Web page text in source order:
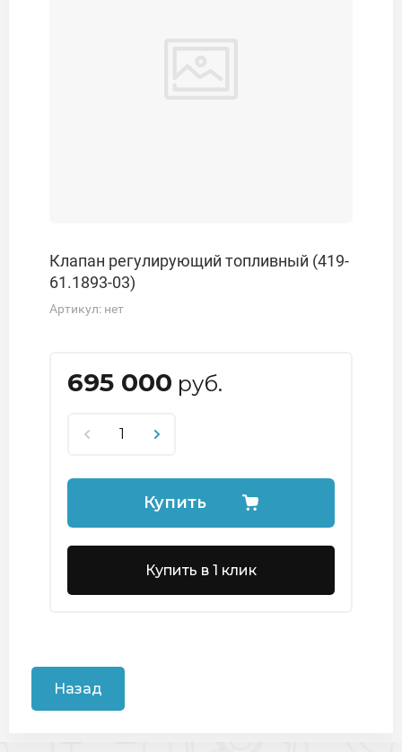
Клапан регулирующий топливный (419-
61.1893-03)
Артикул: нет
695 000 руб.
Купить
Купить в 1 клик
Назад